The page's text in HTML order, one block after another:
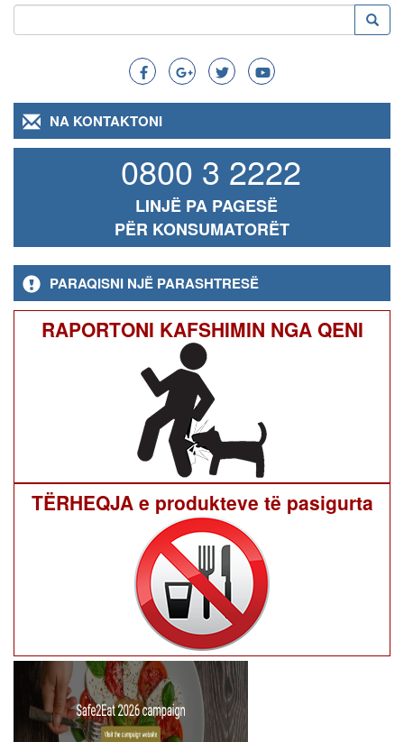
Search
Kërko Kërko
NA KONTAKTONI
0800 3 2222
LINJË PA PAGESË
PËR KONSUMATORËT
PARAQISNI NJË PARASHTRESË
RAPORTONI KAFSHIMIN NGA QENI
TËRHEQJA e produkteve të pasigurta